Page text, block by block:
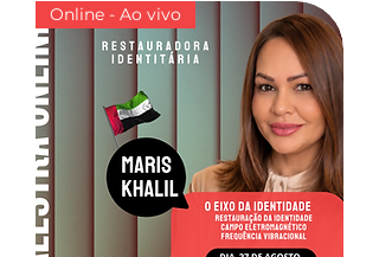
Online - Ao vivo